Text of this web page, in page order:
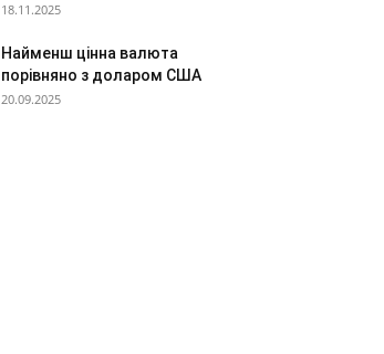
18.11.2025
Найменш цінна валюта
порівняно з доларом США
20.09.2025